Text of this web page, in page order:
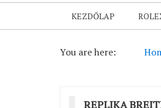
KEZDŐLAP
You are here:
REPLIKA